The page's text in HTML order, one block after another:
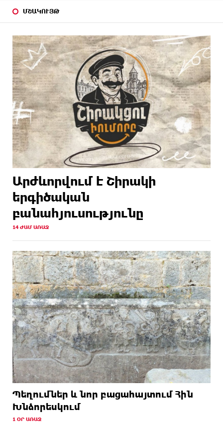
ՄՇԱԿՈՒՅԹ
Արժևորվում է Շիրակի
երգիծական
բանահյուսությունը
14 ԺԱՄ ԱՌԱՋ
Պեղումներ և նոր բացահայտում Հին
Խնձորեսկում
1 ՕՐ ԱՌԱՋ